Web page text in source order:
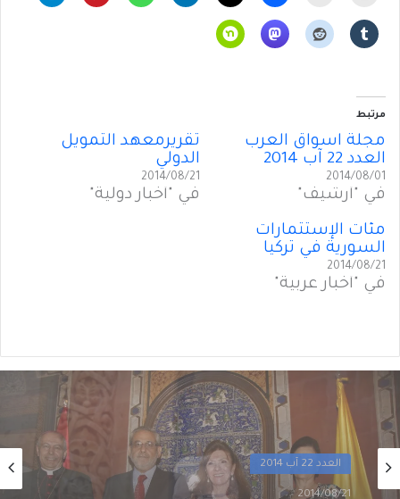
مرتبط
مجلة اسواق العرب
العدد 22 آب 2014
2014/08/01
في "أرشيف"
تقريرمعهد التمويل
الدولي
2014/08/21
في "أخبار دولية"
مئات الإستثمارات
السورية في تركيا
2014/08/21
في "أخبار عربية"
العدد 22 آب 2014
2014/08/21